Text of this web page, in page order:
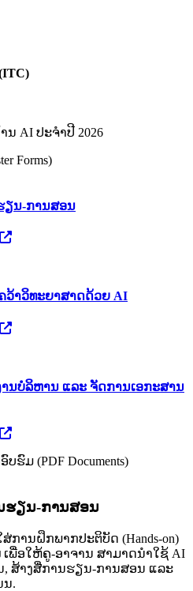
AI ປະຈຳປີ 2026
Forms)
ຽນ-ການສອນ
ວ້າວິທະຍາສາດດ້ວຍ AI
ນບໍລິຫານ ແລະ ຈັດການເອກະສານ
ມ (PDF Documents)
ຮຽນ-ການສອນ
ານຝຶກພາກປະຕິບັດ (Hands-on)
ພື່ອໃຫ້ຄູ-ອາຈານ ສາມາດນໍາໃຊ້ AI
, ສ້າງສື່ການຮຽນ-ການສອນ ແລະ
ນ.